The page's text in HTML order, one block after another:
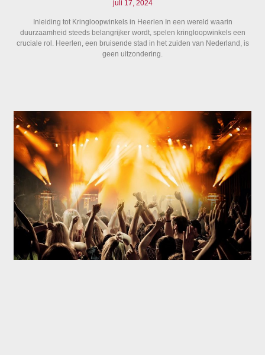
juli 17, 2024
Inleiding tot Kringloopwinkels in Heerlen In een wereld waarin
duurzaamheid steeds belangrijker wordt, spelen kringloopwinkels een
cruciale rol. Heerlen, een bruisende stad in het zuiden van Nederland, is
geen uitzondering.